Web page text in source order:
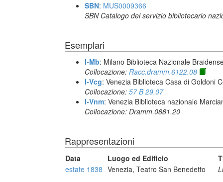
SBN: MUS0009366
SBN Catalogo del servizio bibliotecario
Esemplari
I-Mb: Milano Biblioteca Nazionale
Collocazione: Racc.dramm.6122.08
I-Vcg: Venezia Biblioteca Casa di Goldoni
Collocazione: 57 B 29.07
I-Vnm: Venezia Biblioteca nazionale
Collocazione: Dramm.0881.20
Rappresentazioni
Data Luogo ed Edificio
estate 1838 Venezia, Teatro San Benedetto